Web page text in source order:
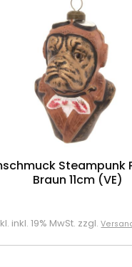
Steampunk
Braun 11cm (VE)
inkl. 19% MwSt. zzgl.